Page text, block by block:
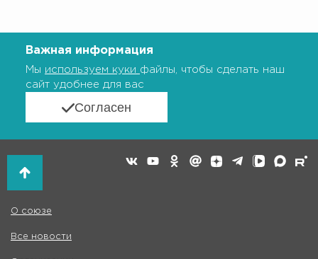
Важная информация
Мы используем куки файлы, чтобы сделать наш
сайт удобнее для вас
Согласен
О союзе
Все новости